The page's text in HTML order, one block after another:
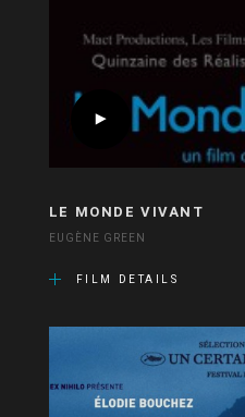
LE MONDE VIVANT
EUGÈNE GREEN
FILM DETAILS